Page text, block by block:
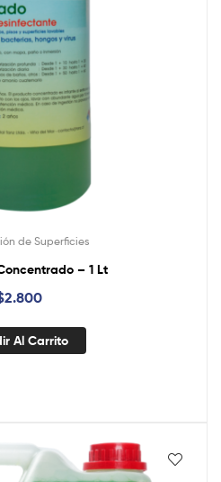
de Superficies
– 1 Lt
2.800
Al Carrito